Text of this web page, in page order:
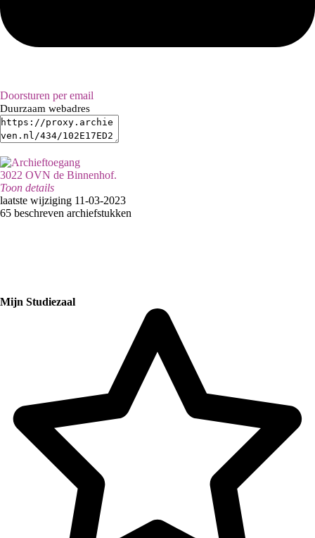
Doorsturen per email
Duurzaam webadres
3022 OVN de Binnenhof.
Toon details
Inventaristitel:
OV de Binnenhof
laatste wijziging 11-03-2023
65 beschreven archiefstukken
Mijn Studiezaal